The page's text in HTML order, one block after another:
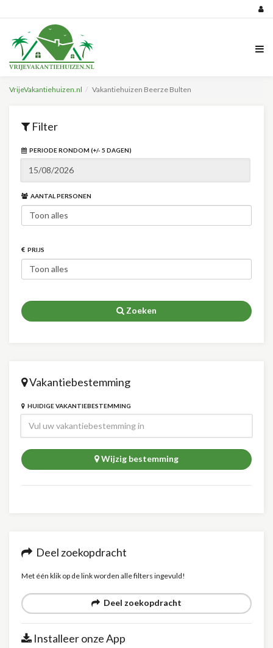
VrijeVakantiehuizen.nl Vakantiehuizen Beerze Bulten
Filter
PERIODE RONDOM (+/- 5 DAGEN)
AANTAL PERSONEN
PRIJS
Zoeken
Vakantiebestemming
HUIDIGE VAKANTIEBESTEMMING
Wijzig bestemming
Deel zoekopdracht
Met één klik op de link worden alle filters ingevuld!
Deel zoekopdracht
Installeer onze App